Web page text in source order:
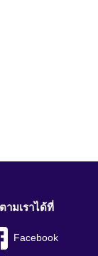
ามเราได้ที่
Facebook